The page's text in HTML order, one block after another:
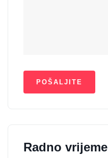
Radno vrijeme